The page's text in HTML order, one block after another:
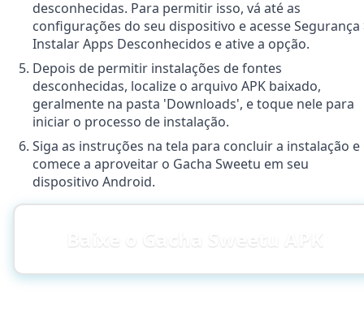
desconhecidas. Para permitir isso, vá até as
configurações do seu dispositivo e acesse Segurança
Instalar Apps Desconhecidos e ative a opção.
Depois de permitir instalações de fontes
desconhecidas, localize o arquivo APK baixado,
geralmente na pasta 'Downloads', e toque nele para
iniciar o processo de instalação.
Siga as instruções na tela para concluir a instalação e
comece a aproveitar o Gacha Sweetu em seu
dispositivo Android.
Baixe o Gacha Sweetu APK